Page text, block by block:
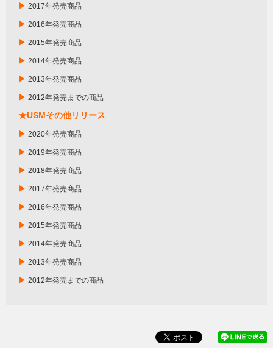
▶ 2017年発売商品
▶ 2016年発売商品
▶ 2015年発売商品
▶ 2014年発売商品
▶ 2013年発売商品
▶ 2012年発売までの商品
★USMその他リリース
▶ 2020年発売商品
▶ 2019年発売商品
▶ 2018年発売商品
▶ 2017年発売商品
▶ 2016年発売商品
▶ 2015年発売商品
▶ 2014年発売商品
▶ 2013年発売商品
▶ 2012年発売までの商品